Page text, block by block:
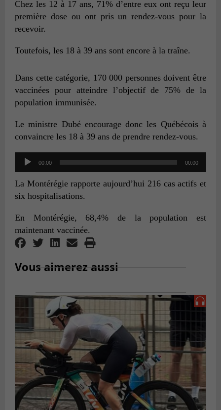
Chez les 12 à 17 ans, 71% d’entre eux ont reçu leur
première dose ou ont pris un rendez-vous pour la
recevoir.
Toutefois, les 18 à 39 ans sont encore à la traîne.
Dans cette catégorie, 170 000 personnes doivent être
vaccinées pour atteindre l’objectif de 75% de la
population immunisée.
Le ministre Dubé encourage donc les Québécois à
convaincre les 18 à 39 ans de prendre rendez-vous.
Audio
Player
00:00 00:00
La Montérégie rapporte aujourd’hui 216 cas actifs et
six hospitalisations.
En Montérégie, 68,4% de la population est
maintenant vaccinée.
Vous aimerez aussi